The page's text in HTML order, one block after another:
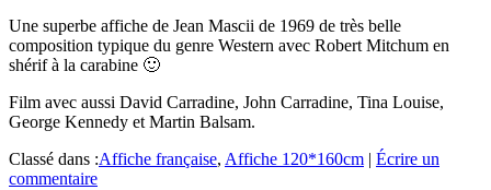
Une superbe affiche de Jean Mascii de 1969 de très belle
composition typique du genre Western avec Robert Mitchum en
shérif à la carabine 🙂
Film avec aussi David Carradine, John Carradine, Tina Louise,
George Kennedy et Martin Balsam.
Classé dans :Affiche française, Affiche 120*160cm | Écrire un
commentaire